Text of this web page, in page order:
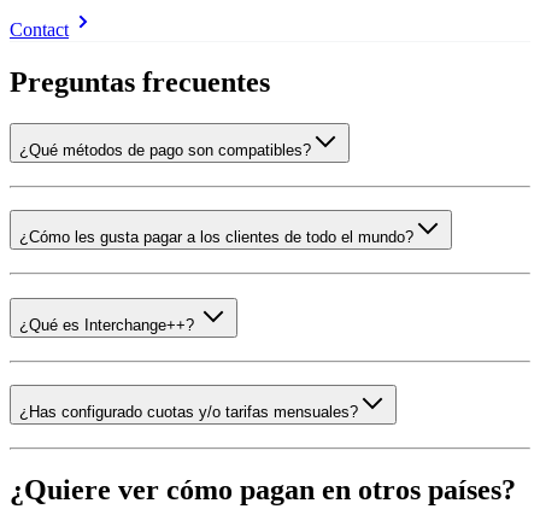
Contact
Preguntas frecuentes
¿Qué métodos de pago son compatibles?
¿Cómo les gusta pagar a los clientes de todo el mundo?
¿Qué es Interchange++?
¿Has configurado cuotas y/o tarifas mensuales?
¿Quiere ver cómo pagan en otros países?